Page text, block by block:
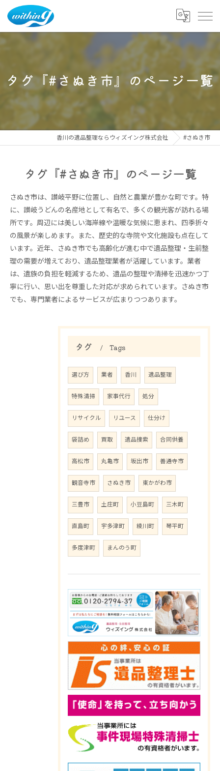
タグ『#さぬき市』のページ一覧
香川の遺品整理ならウィズイング株式会社 #さぬき市
タグ『#さぬき市』のページ一覧
さぬき市は、讃岐平野に位置し、自然と農業が豊かな町です。特
に、讃岐うどんの名産地として有名で、多くの観光客が訪れる場
所です。周辺には美しい海岸線や温暖な気候に恵まれ、四季折々
の風景が楽しめます。また、歴史的な寺院や文化施設も点在して
います。近年、さぬき市でも高齢化が進む中で遺品整理・生前整
理の需要が増えており、遺品整理業者が活躍しています。業者
は、遺族の負担を軽減するため、遺品の整理や清掃を迅速かつ丁
寧に行い、思い出を尊重した対応が求められています。さぬき市
でも、専門業者によるサービスが広まりつつあります。
タグ Tags
選び方 業者 香川 遺品整理
特殊清掃 家事代行 処分
リサイクル リユース 仕分け
袋詰め 買取 遺品捜索 合同供養
高松市 丸亀市 坂出市 善通寺市
観音寺市 さぬき市 東かがわ市
三豊市 土庄町 小豆島町 三木町
直島町 宇多津町 綾川町 琴平町
多度津町 まんのう町